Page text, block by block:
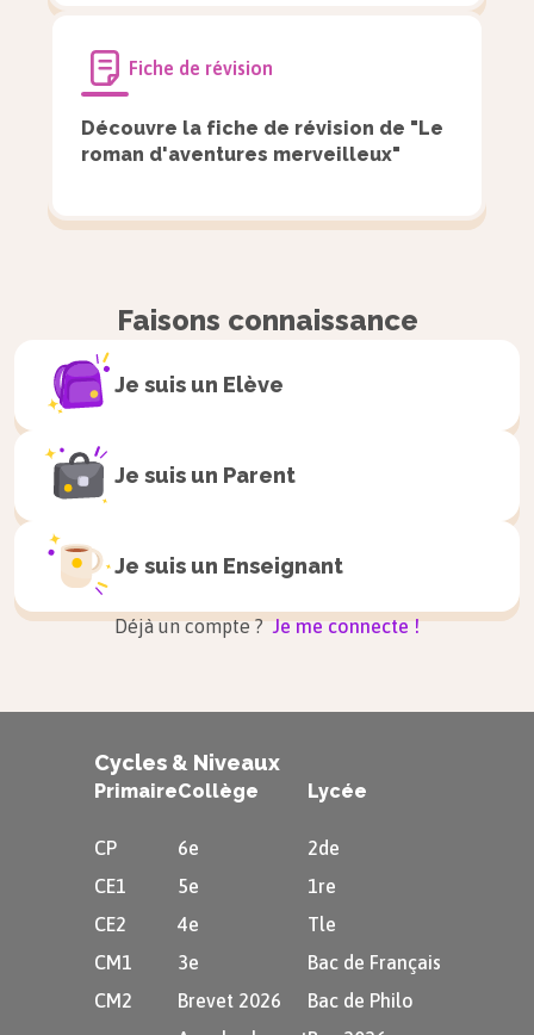
Fiche de révision
Découvre la fiche de révision de "Le
roman d'aventures merveilleux"
Faisons connaissance
Je suis un Elève
Je suis un Parent
Je suis un Enseignant
Déjà un compte ? Je me connecte !
Cycles & Niveaux
Primaire
CP
CE1
CE2
CM1
CM2
Collège
6e
5e
4e
3e
Brevet 2026
Lycée
2de
1re
Tle
Bac de Français
Bac de Philo